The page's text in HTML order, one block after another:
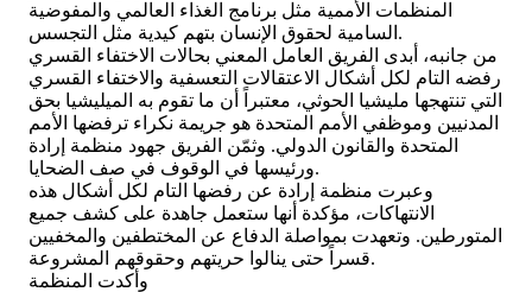
المنظمات الأممية مثل برنامج الغذاء العالمي والمفوضية
السامية لحقوق الإنسان بتهم كيدية مثل التجسس.
​من جانبه، أبدى الفريق العامل المعني بحالات الاختفاء القسري
رفضه التام لكل أشكال الاعتقالات التعسفية والاختفاء القسري
التي تنتهجها مليشيا الحوثي، معتبراً أن ما تقوم به الميليشيا بحق
المدنيين وموظفي الأمم المتحدة هو جريمة نكراء ترفضها الأمم
المتحدة والقانون الدولي. وثمّن الفريق جهود منظمة إرادة
ورئيسها في الوقوف في صف الضحايا.
و​عبرت منظمة إرادة عن رفضها التام لكل أشكال هذه
الانتهاكات، مؤكدة أنها ستعمل جاهدة على كشف جميع
المتورطين. وتعهدت بمواصلة الدفاع عن المختطفين والمخفيين
قسراً حتى ينالوا حريتهم وحقوقهم المشروعة.
​وأكدت المنظمة